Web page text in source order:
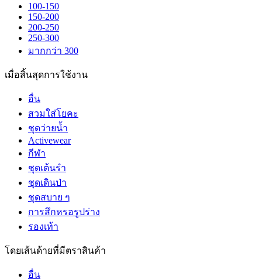
100-150
150-200
200-250
250-300
มากกว่า 300
เมื่อสิ้นสุดการใช้งาน
อื่น
สวมใส่โยคะ
ชุดว่ายน้ำ
Activewear
กีฬา
ชุดเต้นรำ
ชุดเดินป่า
ชุดสบาย ๆ
การสึกหรอรูปร่าง
รองเท้า
โดยเส้นด้ายที่มีตราสินค้า
อื่น